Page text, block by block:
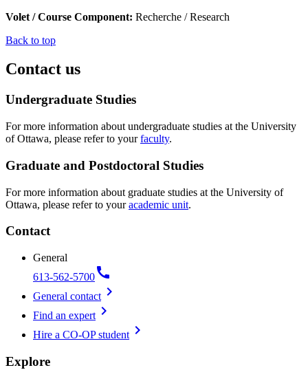
Volet / Course Component: Recherche / Research
Back to top
Contact us
Undergraduate Studies
For more information about undergraduate studies at the University
of Ottawa, please refer to yourfaculty.
Graduate and Postdoctoral Studies
For more information about graduate studies at the University of
Ottawa, please refer to youracademic unit.
Contact
General
613-562-5700call
General contact chevron_right
Find an expert chevron_right
Hire a CO-OP student chevron_right
Explore